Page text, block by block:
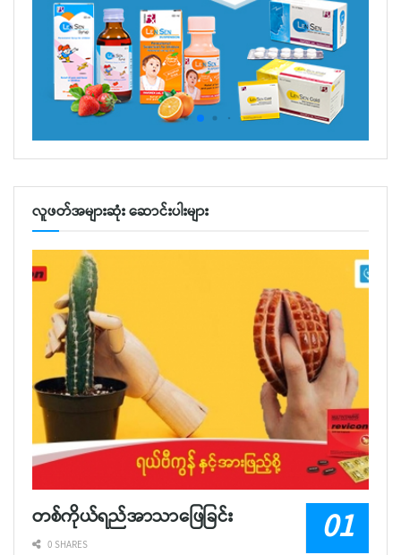
လူဖတ်အများဆုံး ဆောင်းပါးများ
တစ်ကိုယ်ရည်အာသာဖြေခြင်း
0 SHARES